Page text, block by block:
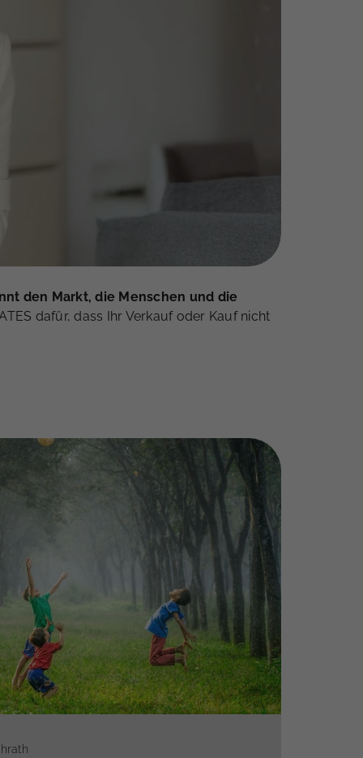
den Markt, die Menschen und die
dafür, dass Ihr Verkauf oder Kauf nicht